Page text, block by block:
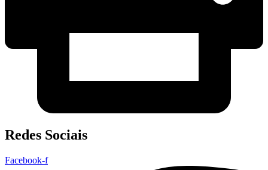
Redes Sociais
Facebook-f